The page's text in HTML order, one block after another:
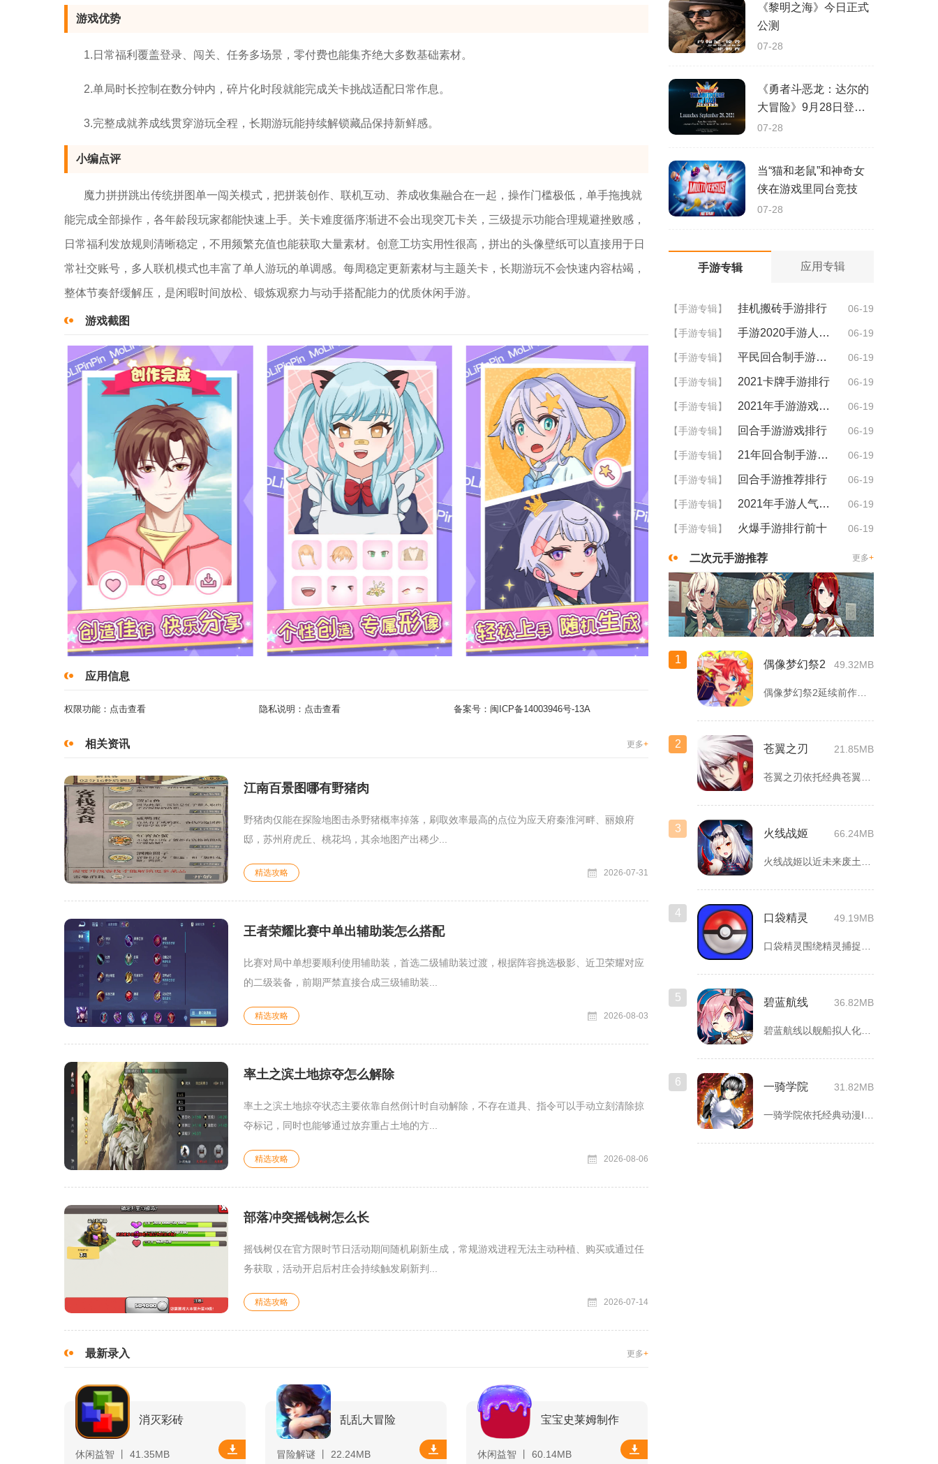
游戏优势
1.日常福利覆盖登录、闯关、任务多场景，零付费也能集齐绝大多数基础素材。
2.单局时长控制在数分钟内，碎片化时段就能完成关卡挑战适配日常作息。
3.完整成就养成线贯穿游玩全程，长期游玩能持续解锁藏品保持新鲜感。
小编点评
魔力拼拼跳出传统拼图单一闯关模式，把拼装创作、联机互动、养成收集融合在一起，操作门槛极低，单手拖拽就
能完成全部操作，各年龄段玩家都能快速上手。关卡难度循序渐进不会出现突兀卡关，三级提示功能合理规避挫败感，
日常福利发放规则清晰稳定，不用频繁充值也能获取大量素材。创意工坊实用性很高，拼出的头像壁纸可以直接用于日
常社交账号，多人联机模式也丰富了单人游玩的单调感。每周稳定更新素材与主题关卡，长期游玩不会快速内容枯竭，
整体节奏舒缓解压，是闲暇时间放松、锻炼观察力与动手搭配能力的优质休闲手游。
游戏截图
应用信息
权限功能： 点击查看 隐私说明： 点击查看 备案号： 闽ICP备14003946号-13A
相关资讯 更多+
江南百景图哪有野猪肉
野猪肉仅能在探险地图击杀野猪概率掉落，刷取效率最高的点位为应天府秦淮河畔、丽娘府
邸，苏州府虎丘、桃花坞，其余地图产出稀少...
精选攻略 2026-07-31
王者荣耀比赛中单出辅助装怎么搭配
比赛对局中单想要顺利使用辅助装，首选二级辅助装过渡，根据阵容挑选极影、近卫荣耀对应
的二级装备，前期严禁直接合成三级辅助装...
精选攻略 2026-08-03
率土之滨土地掠夺怎么解除
率土之滨土地掠夺状态主要依靠自然倒计时自动解除，不存在道具、指令可以手动立刻清除掠
夺标记，同时也能够通过放弃重占土地的方...
精选攻略 2026-08-06
部落冲突摇钱树怎么长
摇钱树仅在官方限时节日活动期间随机刷新生成，常规游戏进程无法主动种植、购买或通过任
务获取，活动开启后村庄会持续触发刷新判...
精选攻略 2026-07-14
最新录入 更多+
消灭彩砖
休闲益智 丨 41.35MB
乱乱大冒险
冒险解谜 丨 22.24MB
宝宝史莱姆制作
休闲益智 丨 60.14MB
《黎明之海》今日正式
公测
07-28
《勇者斗恶龙：达尔的
大冒险》9月28日登陆
苹果谷歌应用商店
07-28
当“猫和老鼠”和神奇女
侠在游戏里同台竞技
07-28
手游专辑 应用专辑
【手游专辑】 挂机搬砖手游排行 06-19
【手游专辑】 手游2020手游人气排行 06-19
【手游专辑】 平民回合制手游排行 06-19
【手游专辑】 2021卡牌手游排行 06-19
【手游专辑】 2021年手游游戏排行 06-19
【手游专辑】 回合手游游戏排行 06-19
【手游专辑】 21年回合制手游排行 06-19
【手游专辑】 回合手游推荐排行 06-19
【手游专辑】 2021年手游人气排行 06-19
【手游专辑】 火爆手游排行前十 06-19
二次元手游推荐 更多+
1 偶像梦幻祭2 49.32MB
偶像梦幻祭2延续前作完整世界观，玩家以制作人身份陪伴49位少...
2 苍翼之刃 21.85MB
苍翼之刃依托经典苍翼默示录IP打造横版指尖格斗手游，完整收录...
3 火线战姬 66.24MB
火线战姬以近未来废土世界为故事舞台，融合二次元战姬收集、轻策...
4 口袋精灵 49.19MB
口袋精灵围绕精灵捕捉、养成、回合对战搭建完整冒险体系，玩家化...
5 碧蓝航线 36.82MB
碧蓝航线以舰船拟人化为核心载体，将各类历史战舰塑造成风格各异...
6 一骑学院 31.82MB
一骑学院依托经典动漫IP改编，把三国武将化身学院少女角色，主...